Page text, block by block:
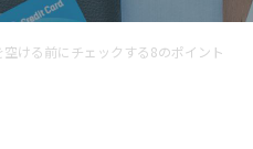
ける前にチェックする8のポイント